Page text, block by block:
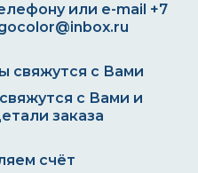
или e-mail +7
с Вами и
заказа